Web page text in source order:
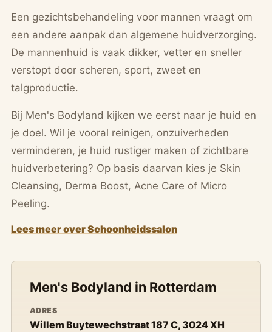
Een gezichtsbehandeling voor mannen vraagt om
een andere aanpak dan algemene huidverzorging.
De mannenhuid is vaak dikker, vetter en sneller
verstopt door scheren, sport, zweet en
talgproductie.
Bij Men's Bodyland kijken we eerst naar je huid en
je doel. Wil je vooral reinigen, onzuiverheden
verminderen, je huid rustiger maken of zichtbare
huidverbetering? Op basis daarvan kies je Skin
Cleansing, Derma Boost, Acne Care of Micro
Peeling.
Lees meer over Schoonheidssalon
Men's Bodyland in Rotterdam
ADRES
Willem Buytewechstraat 187 C, 3024 XH